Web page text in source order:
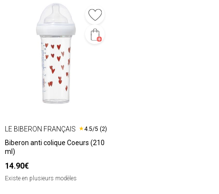
LE BIBERON FRANÇAIS ★4.5/5 (2)
Biberon anti colique Coeurs (210
ml)
14.90€
Existe en plusieurs modèles